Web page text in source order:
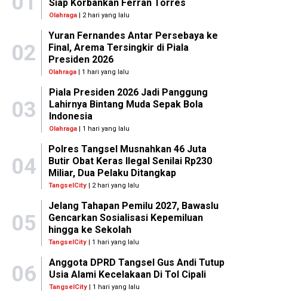
Siap Korbankan Ferran Torres
Olahraga| 2 hari yang lalu
02
Yuran Fernandes Antar Persebaya ke
Final, Arema Tersingkir di Piala
Presiden 2026
Olahraga | 1 hari yang lalu
03
Piala Presiden 2026 Jadi Panggung
Lahirnya Bintang Muda Sepak Bola
Indonesia
Olahraga| 1 hari yang lalu
04
Polres Tangsel Musnahkan 46 Juta
Butir Obat Keras Ilegal Senilai Rp230
Miliar, Dua Pelaku Ditangkap
TangselCity | 2 hari yang lalu
05
Jelang Tahapan Pemilu 2027, Bawaslu
Gencarkan Sosialisasi Kepemiluan
hingga ke Sekolah
TangselCity | 1 hari yang lalu
06
Anggota DPRD Tangsel Gus Andi Tutup
Usia Alami Kecelakaan Di Tol Cipali
TangselCity| 1 hari yang lalu